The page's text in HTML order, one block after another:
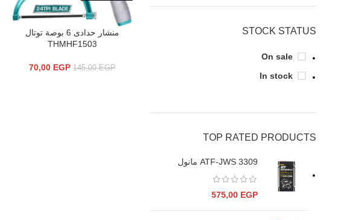
STOCK STATUS
On sale
In stock
TOP RATED PRODUCTS
ATF-JWS 3309 مانول
575,00 EGP
قراءة المزيد
منشار حدادى 6 بوصة توتال
THMHF1503
145,00EGP
70,00 EGP